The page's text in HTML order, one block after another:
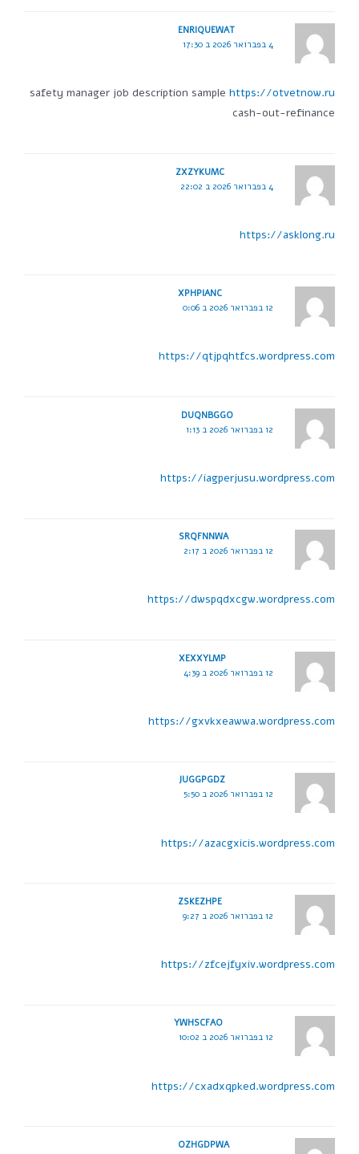
ENRIQUEWAT
4 בפברואר 2026 ב 17:30
safety manager job description sample https://otvetnow.ru
cash-out-refinance
ZXZYKUMC
4 בפברואר 2026 ב 22:02
https://asklong.ru
XPHPIANC
12 בפברואר 2026 ב 0:06
https://qtjpqhtfcs.wordpress.com
DUQNBGGO
12 בפברואר 2026 ב 1:13
https://iagperjusu.wordpress.com
SRQFNNWA
12 בפברואר 2026 ב 2:17
https://dwspqdxcgw.wordpress.com
XEXXYLMP
12 בפברואר 2026 ב 4:39
https://gxvkxeawwa.wordpress.com
JUGGPGDZ
12 בפברואר 2026 ב 5:50
https://azacgxicis.wordpress.com
ZSKEZHPE
12 בפברואר 2026 ב 9:27
https://zfcejfyxiv.wordpress.com
YWHSCFAO
12 בפברואר 2026 ב 10:02
https://cxadxqpked.wordpress.com
OZHGDPWA